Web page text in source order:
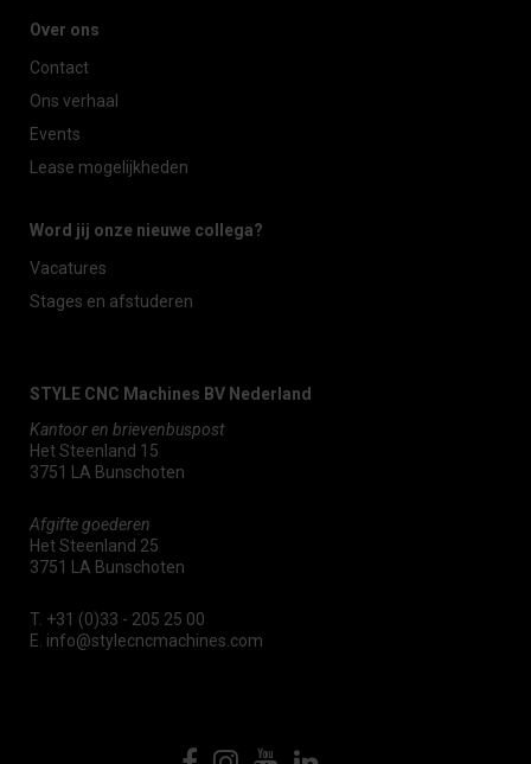
Over ons
Contact
Ons verhaal
Events
Lease mogelijkheden
Word jij onze nieuwe collega?
Vacatures
Stages en afstuderen
STYLE CNC Machines BV Nederland
Kantoor en brievenbuspost
Het Steenland 15
3751 LA Bunschoten
Afgifte goederen
Het Steenland 25
3751 LA Bunschoten
T. +31 (0)33 - 205 25 00
E. info@stylecncmachines.com